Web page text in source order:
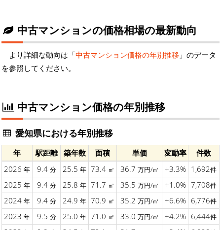
中古マンションの価格相場の最新動向
より詳細な動向は「中古マンション価格の年別推移 」のデータ
を参照してください。
中古マンション価格の年別推移
愛知県における年別推移
年 駅距離 築年数 面積 単価 変動率
件数
2026 年 9.4 分 25.5 年 73.4 ㎡ 36.7 万円/㎡ +3.3% 1,692件
2025 年 9.4 分 25.8 年 71.7 ㎡ 35.5 万円/㎡ +1.0% 7,708件
2024 年 9.4 分 24.9 年 70.9 ㎡ 35.2 万円/㎡ +6.6% 6,776件
2023 年 9.5 分 25.0 年 71.0 ㎡ 33.0 万円/㎡ +4.2% 6,444件